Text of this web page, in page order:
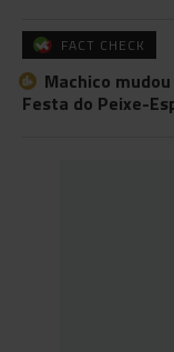
FACT CHECK
Machico
Festa do Peixe-